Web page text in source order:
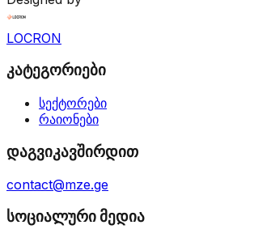
LOCRON
კატეგორიები
სექტორები
რაიონები
დაგვიკავშირდით
contact@mze.ge
სოციალური მედია